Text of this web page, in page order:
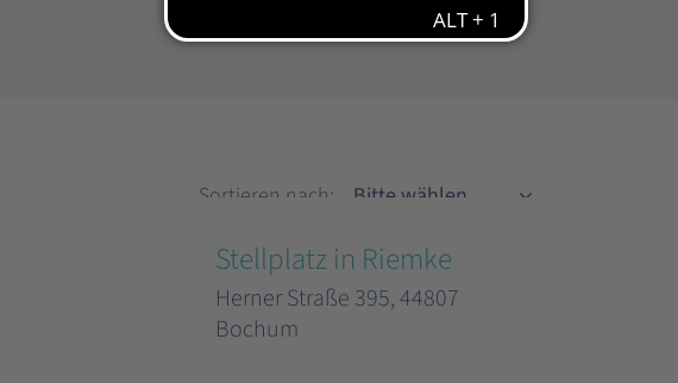
Sortieren nach:
Stellplatz in Riemke
Herner Straße 395, 44807
Bochum